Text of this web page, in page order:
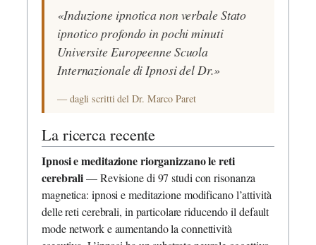
«Induzione ipnotica non verbale Stato
ipnotico profondo in pochi minuti
Universite Europeenne Scuola
Internazionale di Ipnosi del Dr.»
— dagli scritti del Dr. Marco Paret
La ricerca recente
Ipnosi e meditazione riorganizzano le reti
cerebrali— Revisione di 97 studi con risonanza
magnetica: ipnosi e meditazione modificano l’attività
delle reti cerebrali, in particolare riducendo il default
mode network e aumentando la connettività